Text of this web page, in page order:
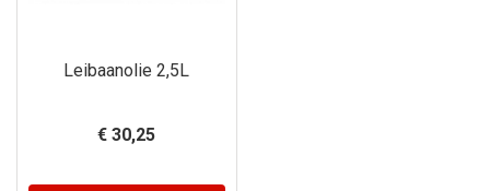
Leibaanolie 2,5L
€ 30,25